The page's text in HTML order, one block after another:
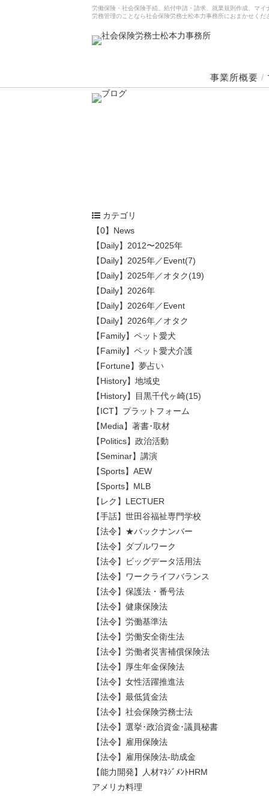
労働保険・社会保険手続、給付申請・請求、就業規則作成、マ
労務管理のことなら社会保険労務士松本力事務所におまかせくだ
事業所概要 /
カテゴリ
【0】News
【Daily】2012〜2025年
【Daily】2025年／Event(7)
【Daily】2025年／オタク(19)
【Daily】2026年
【Daily】2026年／Event
【Daily】2026年／オタク
【Family】ペット愛犬
【Family】ペット愛犬介護
【Fortune】夢占い
【History】地域史
【History】目黒千代ヶ崎(15)
【ICT】プラットフォーム
【Media】著書･取材
【Politics】政治活動
【Seminar】講演
【Sports】AEW
【Sports】MLB
【レク】LECTUER
【手話】世田谷福祉専門学校
【法令】★バックナンバー
【法令】ダブルワーク
【法令】ビッグデータ活用法
【法令】ワークライフバランス
【法令】保護法・番号法
【法令】健康保険法
【法令】労働基準法
【法令】労働安全衛生法
【法令】労働者災害補償保険法
【法令】厚生年金保険法
【法令】女性活躍推進法
【法令】最低賃金法
【法令】社会保険労務士法
【法令】選挙･政治資金･議員秘書
【法令】雇用保険法
【法令】雇用保険法-助成金
【能力開発】人材ﾏﾈｼﾞﾒﾝﾄHRM
アメリカ料理